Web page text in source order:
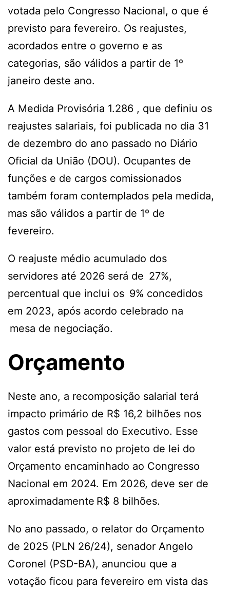
votada pelo Congresso Nacional, o que é
previsto para fevereiro. Os reajustes,
acordados entre o governo e as
categorias, são válidos a partir de 1º
janeiro deste ano.
A Medida Provisória 1.286 , que definiu os
reajustes salariais, foi publicada no dia 31
de dezembro do ano passado no Diário
Oficial da União (DOU). Ocupantes de
funções e de cargos comissionados
também foram contemplados pela medida,
mas são válidos a partir de 1º de
fevereiro.
O reajuste médio acumulado dos
servidores até 2026 será de 27%,
percentual que inclui os 9% concedidos
em 2023, após acordo celebrado na
mesa de negociação.
Orçamento
Neste ano, a recomposição salarial terá
impacto primário de R$ 16,2 bilhões nos
gastos com pessoal do Executivo. Esse
valor está previsto no projeto de lei do
Orçamento encaminhado ao Congresso
Nacional em 2024. Em 2026, deve ser de
aproximadamente R$ 8 bilhões.
No ano passado, o relator do Orçamento
de 2025 (PLN 26/24), senador Angelo
Coronel (PSD-BA), anunciou que a
votação ficou para fevereiro em vista das